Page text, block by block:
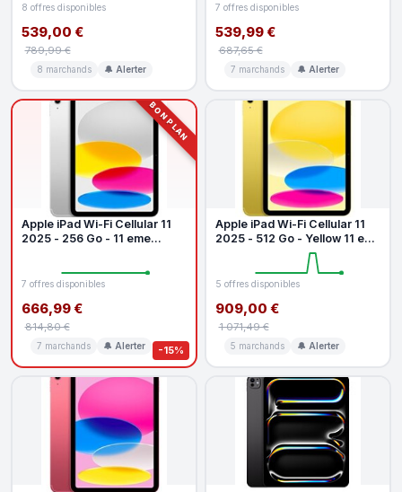
8 offres disponibles
539,00 €
789,99 €
8 marchands 🔔 Alerter
7 offres disponibles
539,99 €
687,65 €
7 marchands 🔔 Alerter
BON PLAN
-15%
Apple iPad Wi-Fi Cellular 11
2025 - 256 Go - 11 eme
7 offres disponibles
666,99 €
814,80 €
7 marchands 🔔 Alerter
Apple iPad Wi-Fi Cellular 11
2025 - 512 Go - Yellow 11 eme
5 offres disponibles
909,00 €
1 071,49 €
5 marchands 🔔 Alerter